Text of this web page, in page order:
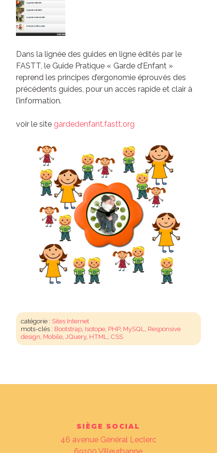
Dans la lignée des guides en ligne édités par le
FASTT, le Guide Pratique « Garde d’Enfant »
reprend les principes d’ergonomie éprouvés des
précédents guides, pour un accès rapide et clair à
l’information.
voir le site gardedenfant.fastt.org
catégorie : Sites Internet
mots-clés : Bootstrap, Isotope, PHP, MySQL
Responsive
design Mobile, JQuery, HTML CSS
SIÈGE SOCIAL
46 avenue Général Leclerc
69100 Villeurbanne